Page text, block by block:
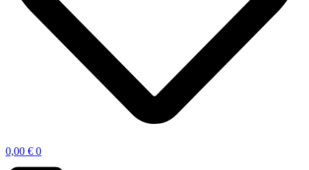
0,00 € 0